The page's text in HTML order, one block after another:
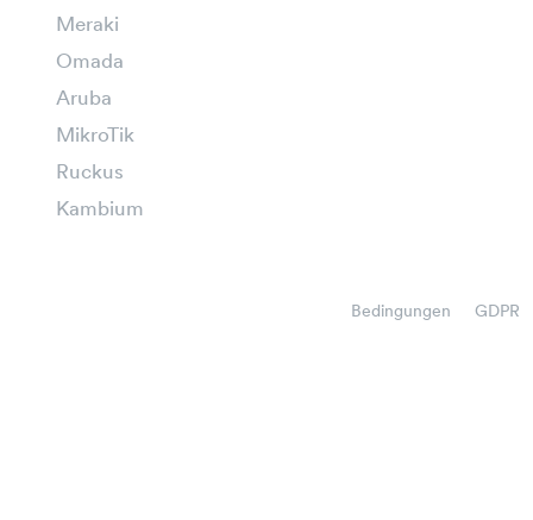
Meraki
Omada
Aruba
MikroTik
Ruckus
Kambium
Bedingungen GDPR